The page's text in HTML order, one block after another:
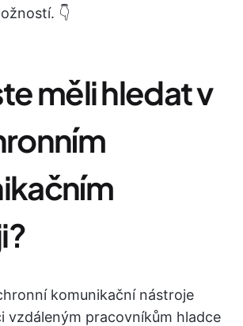
👇
měli hledat v
komunikační nástroje
vzdáleným pracovníkům hladce